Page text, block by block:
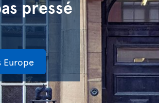
pressé